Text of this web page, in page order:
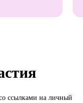
ссылками на личный